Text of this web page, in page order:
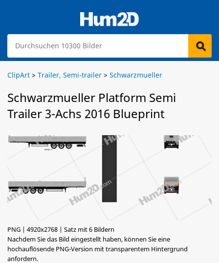
ClipArt > Trailer, Semi-trailer > Schwarzmueller
Schwarzmueller Platform Semi
Trailer 3-Achs 2016 Blueprint
PNG | 4920x2768 | Satz mit 6 Bildern
Nachdem Sie das Bild eingestellt haben, können Sie eine
hochauflösende PNG-Version mit transparentem Hintergrund
anfordern.